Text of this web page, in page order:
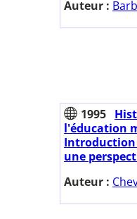
Auteur :
1995
l'éducation
Introduction
une
Auteur :